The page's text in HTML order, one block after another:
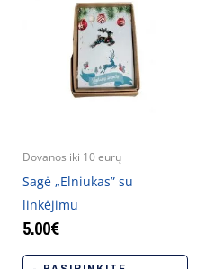
Dovanos iki 10 eurų
Sagė „Elniukas” su
linkėjimu
5.00€